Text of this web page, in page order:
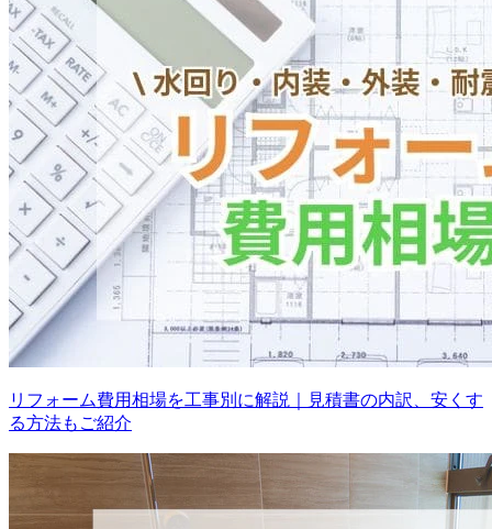
リフォーム費用相場を工事別に解説｜見積書の内訳、安くす
る方法もご紹介